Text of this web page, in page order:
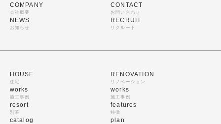
COMPANY
会社概要
NEWS
お知らせ
CONTACT
お問い合わせ
RECRUIT
リクルート
HOUSE
住宅
works
施工事例
resort
別荘
catalog
RENOVATION
リノベーション
works
施工事例
features
特徴
plan